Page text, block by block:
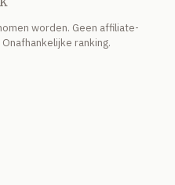
worden. Geen affiliate-
ranking.